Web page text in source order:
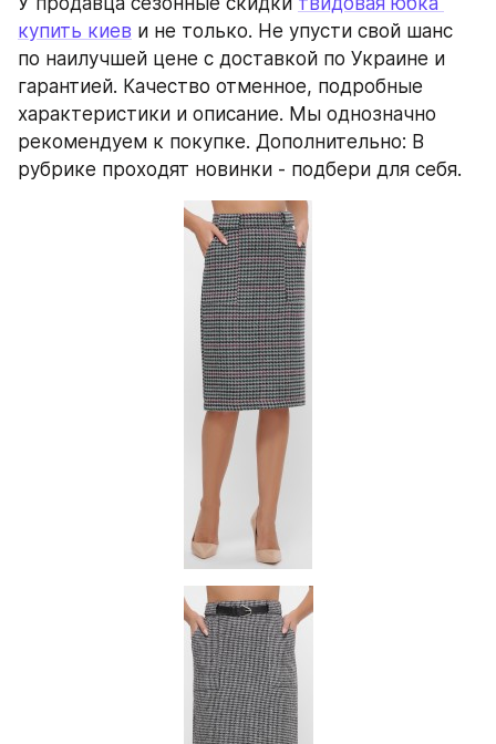
купить киев и не только. Не упусти свой шанс
по наилучшей цене с доставкой по Украине и
гарантией. Качество отменное, подробные
характеристики и описание. Мы однозначно
рекомендуем к покупке. Дополнительно: В
рубрике проходят новинки - подбери для себя.